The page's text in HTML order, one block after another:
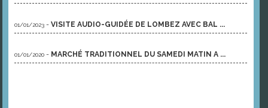
01/01/2023 -VISITE AUDIO-GUIDÉE DE LOMBEZ AVEC BAL ...
01/01/2020 - MARCHÉ TRADITIONNEL DU SAMEDI MATIN A ...